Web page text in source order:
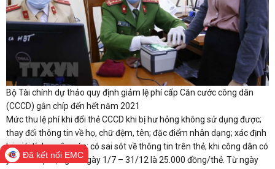
Bộ Tài chính dự thảo quy định giảm lệ phí cấp Căn cước công dân
(CCCD) gắn chíp đến hết năm 2021
Mức thu lệ phí khi đổi thẻ CCCD khi bị hư hỏng không sử dụng được;
thay đổi thông tin về họ, chữ đệm, tên; đặc điểm nhân dạng; xác định
lại giới tính, quê quán; có sai sót về thông tin trên thẻ; khi công dân có
yêu cầu áp dụng từ ngày 1/7 – 31/12 là 25.000 đồng/thẻ. Từ ngày
Đã kết nối EMC